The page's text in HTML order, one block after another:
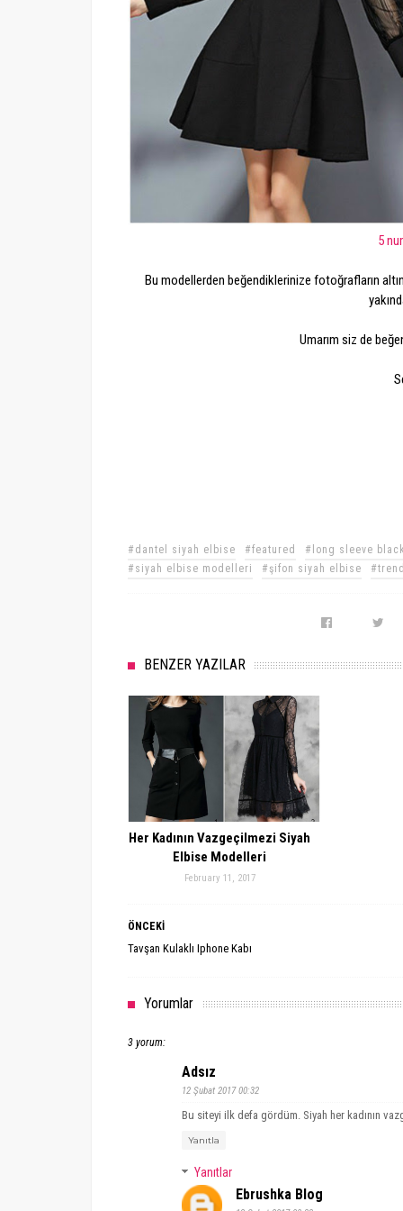
5
Bu modellerden beğendiklerinize fotoğrafların
Umarım siz de
#dantel siyah elbise #featured
#long sleeve
#siyah elbise modelleri
#şifon siyah elbise
BENZER YAZILAR
Her Kadının Vazgeçilmezi Siyah
Elbise Modelleri
February 11, 2017
ÖNCEKİ
Tavşan Kulaklı Iphone Kabı
Yorumlar
3 yorum:
Adsız
12 Şubat 2017 00:32
Bu siteyi ilk defa gördüm. Siyah her kadının
Yanıtla
Yanıtlar
Ebrushka Blog